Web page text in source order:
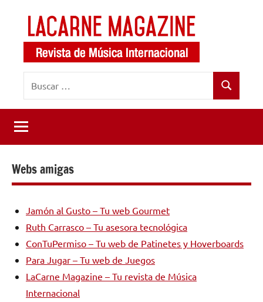
contenido
LaCarne
Magazine
de
música
internacional
Buscar
Webs amigas
Jamón al Gusto – Tu web Gourmet
Ruth Carrasco – Tu asesora tecnológica
ConTuPermiso – Tu web de Patinetes y Hoverboards
Para Jugar – Tu web de Juegos
LaCarne Magazine – Tu revista de Música
Internacional